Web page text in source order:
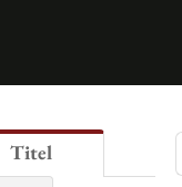
Titel